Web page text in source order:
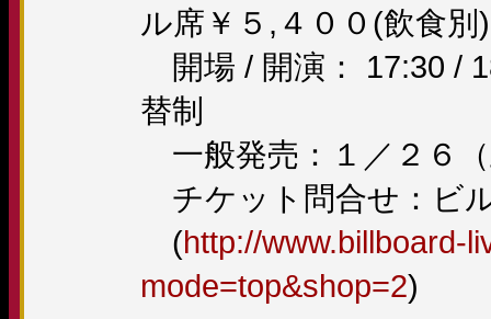
ル席￥５,４００(飲食別)
開場 / 開演： 17:30 /
替制
一般発売：１／２６
チケット問合せ：ビ
(http://www.billboard-
mode=top&shop=2)